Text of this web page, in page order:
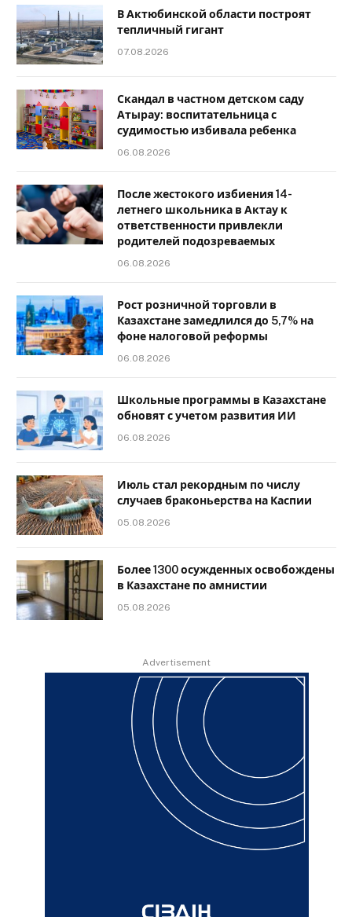
В Актюбинской области построят
тепличный гигант
07.08.2026
Скандал в частном детском саду
Атырау: воспитательница с
судимостью избивала ребенка
06.08.2026
После жестокого избиения 14-
летнего школьника в Актау к
ответственности привлекли
родителей подозреваемых
06.08.2026
Рост розничной торговли в
Казахстане замедлился до 5,7% на
фоне налоговой реформы
06.08.2026
Школьные программы в Казахстане
обновят с учетом развития ИИ
06.08.2026
Июль стал рекордным по числу
случаев браконьерства на Каспии
05.08.2026
Более 1300 осужденных освобождены
в Казахстане по амнистии
05.08.2026
Advertisement